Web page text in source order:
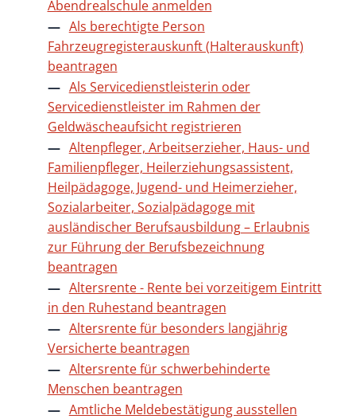
Abendrealschule anmelden
Als berechtigte Person
Fahrzeugregisterauskunft (Halterauskunft)
beantragen
Als Servicedienstleisterin oder
Servicedienstleister im Rahmen der
Geldwäscheaufsicht registrieren
Altenpfleger, Arbeitserzieher, Haus- und
Familienpfleger, Heilerziehungsassistent,
Heilpädagoge, Jugend- und Heimerzieher,
Sozialarbeiter, Sozialpädagoge mit
ausländischer Berufsausbildung – Erlaubnis
zur Führung der Berufsbezeichnung
beantragen
Altersrente - Rente bei vorzeitigem Eintritt
in den Ruhestand beantragen
Altersrente für besonders langjährig
Versicherte beantragen
Altersrente für schwerbehinderte
Menschen beantragen
Amtliche Meldebestätigung ausstellen